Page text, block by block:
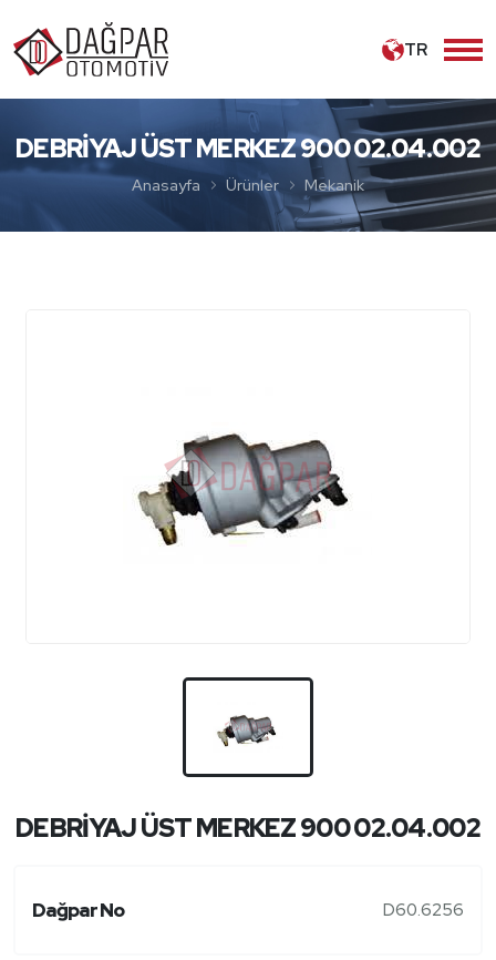
TR
DEBRİYAJ ÜST MERKEZ 900 02.04.002
Anasayfa Ürünler Mekanik
DEBRİYAJ ÜST MERKEZ 900 02.04.002
Dağpar No D60.6256